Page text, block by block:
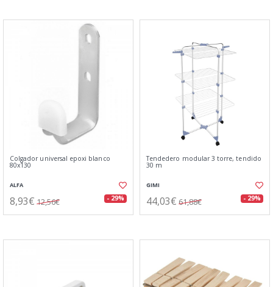
Colgador universal epoxi blanco
80x130
ALFA
8,93€ 12,56€ - 29%
Tendedero modular 3 torre, tendido
30 m
GIMI
44,03€ 61,88€ - 29%